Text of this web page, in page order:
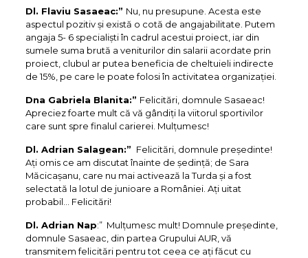
Dl. Flaviu Sasaeac:” Nu, nu presupune. Acesta este
aspectul pozitiv și există o cotă de angajabilitate. Putem
angaja 5- 6 specialiști în cadrul acestui proiect, iar din
sumele suma brută a veniturilor din salarii acordate prin
proiect, clubul ar putea beneficia de cheltuieli indirecte
de 15%, pe care le poate folosi în activitatea organizației.
Dna Gabriela Blanita:” Felicitări, domnule Sasaeac!
Apreciez foarte mult că vă gândiți la viitorul sportivilor
care sunt spre finalul carierei. Mulțumesc!
Dl. Adrian Salagean:” Felicitări, domnule președinte!
Ați omis ce am discutat înainte de ședință; de Sara
Măcicașanu, care nu mai activează la Turda și a fost
selectată la lotul de junioare a României. Ați uitat
probabil… Felicitări!
Dl. Adrian Nap:” Mulțumesc mult! Domnule președinte,
domnule Sasaeac, din partea Grupului AUR, vă
transmitem felicitări pentru tot ceea ce ați făcut cu